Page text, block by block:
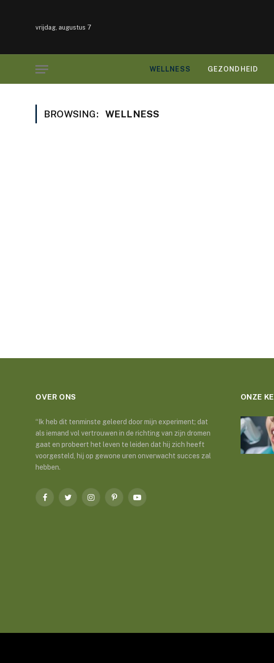
vrijdag, augustus 7
WELLNESS GEZONDHEID
BROWSING: WELLNESS
OVER ONS
“Ik heb dit tenminste geleerd door mijn experiment; dat
als iemand vol vertrouwen in de richting van zijn dromen
gaat en probeert het leven te leiden dat hij zich heeft
voorgesteld, hij op gewone uren onverwacht succes zal
hebben.
FacebookTwitterInstagramPinterestYouTube
ONZE